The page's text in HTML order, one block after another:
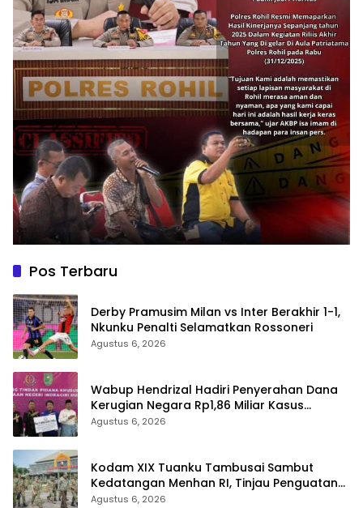
Pos Terbaru
Derby Pramusim Milan vs Inter Berakhir 1-1,
Nkunku Penalti Selamatkan Rossoneri
Agustus 6, 2026
Wabup Hendrizal Hadiri Penyerahan Dana
Kerugian Negara Rp1,86 Miliar Kasus
Korupsi BPR Indra Arta
Agustus 6, 2026
Kodam XIX Tuanku Tambusai Sambut
Kedatangan Menhan RI, Tinjau Penguatan
Yonif TP di Bengkalis dan Kampar
Agustus 6, 2026